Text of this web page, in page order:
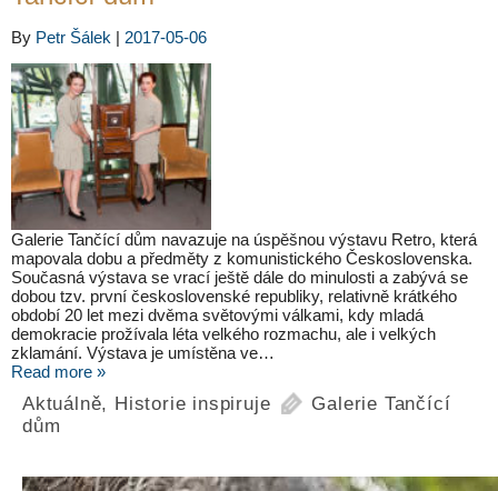
By Petr Šálek | 2017-05-06
Galerie Tančící dům navazuje na úspěšnou výstavu Retro, která
mapovala dobu a předměty z komunistického Československa.
Současná výstava se vrací ještě dále do minulosti a zabývá se
dobou tzv. první československé republiky, relativně krátkého
období 20 let mezi dvěma světovými válkami, kdy mladá
demokracie prožívala léta velkého rozmachu, ale i velkých
zklamání. Výstava je umístěna ve…
Read more »
Aktuálně, Historie inspiruje
Galerie Tančící
dům